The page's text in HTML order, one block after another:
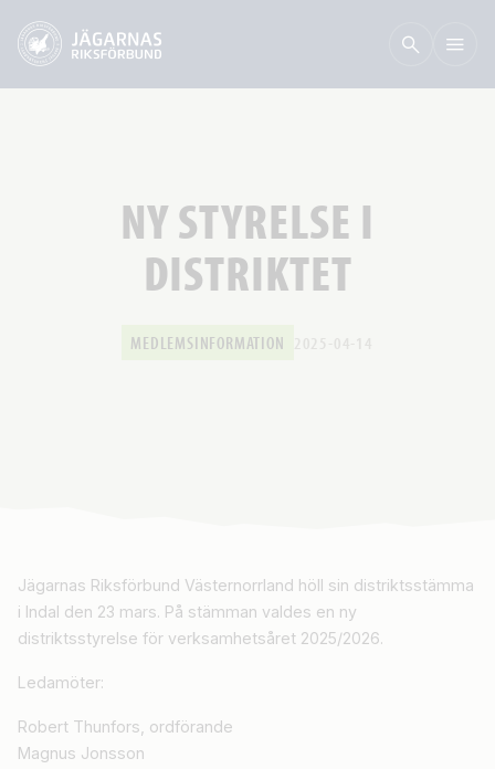
NY STYRELSE I
DISTRIKTET
MEDLEMSINFORMATION
Jägarnas Riksförbund Västernorrland höll sin distriktsstämma
i Indal den 23 mars. På stämman valdes en ny
distriktsstyrelse för verksamhetsåret 2025/2026.
Ledamöter:
Robert Thunfors, ordförande
Magnus Jonsson